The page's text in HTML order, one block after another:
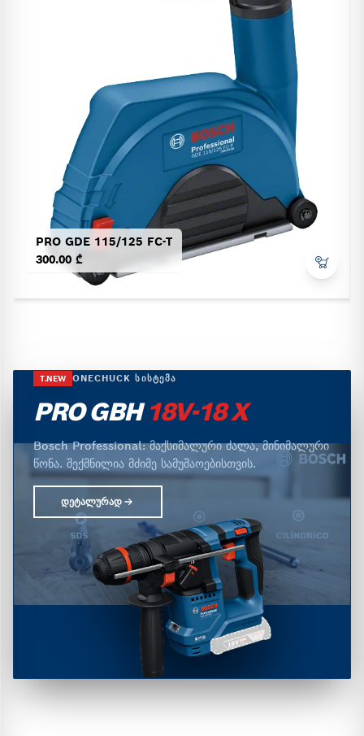
PRO GDE 115/125 FC-T
300.00 ₾
T.NEW ONECHUCK ᲡᲘᲡᲢᲔᲛᲐ
PRO GBH18V-18 X
Bosch Professional: მაქსიმალური ძალა, მინიმალური
წონა. შექმნილია მძიმე სამუშაოებისთვის.
ᲓᲔᲢᲐᲚᲣᲠᲐᲓ